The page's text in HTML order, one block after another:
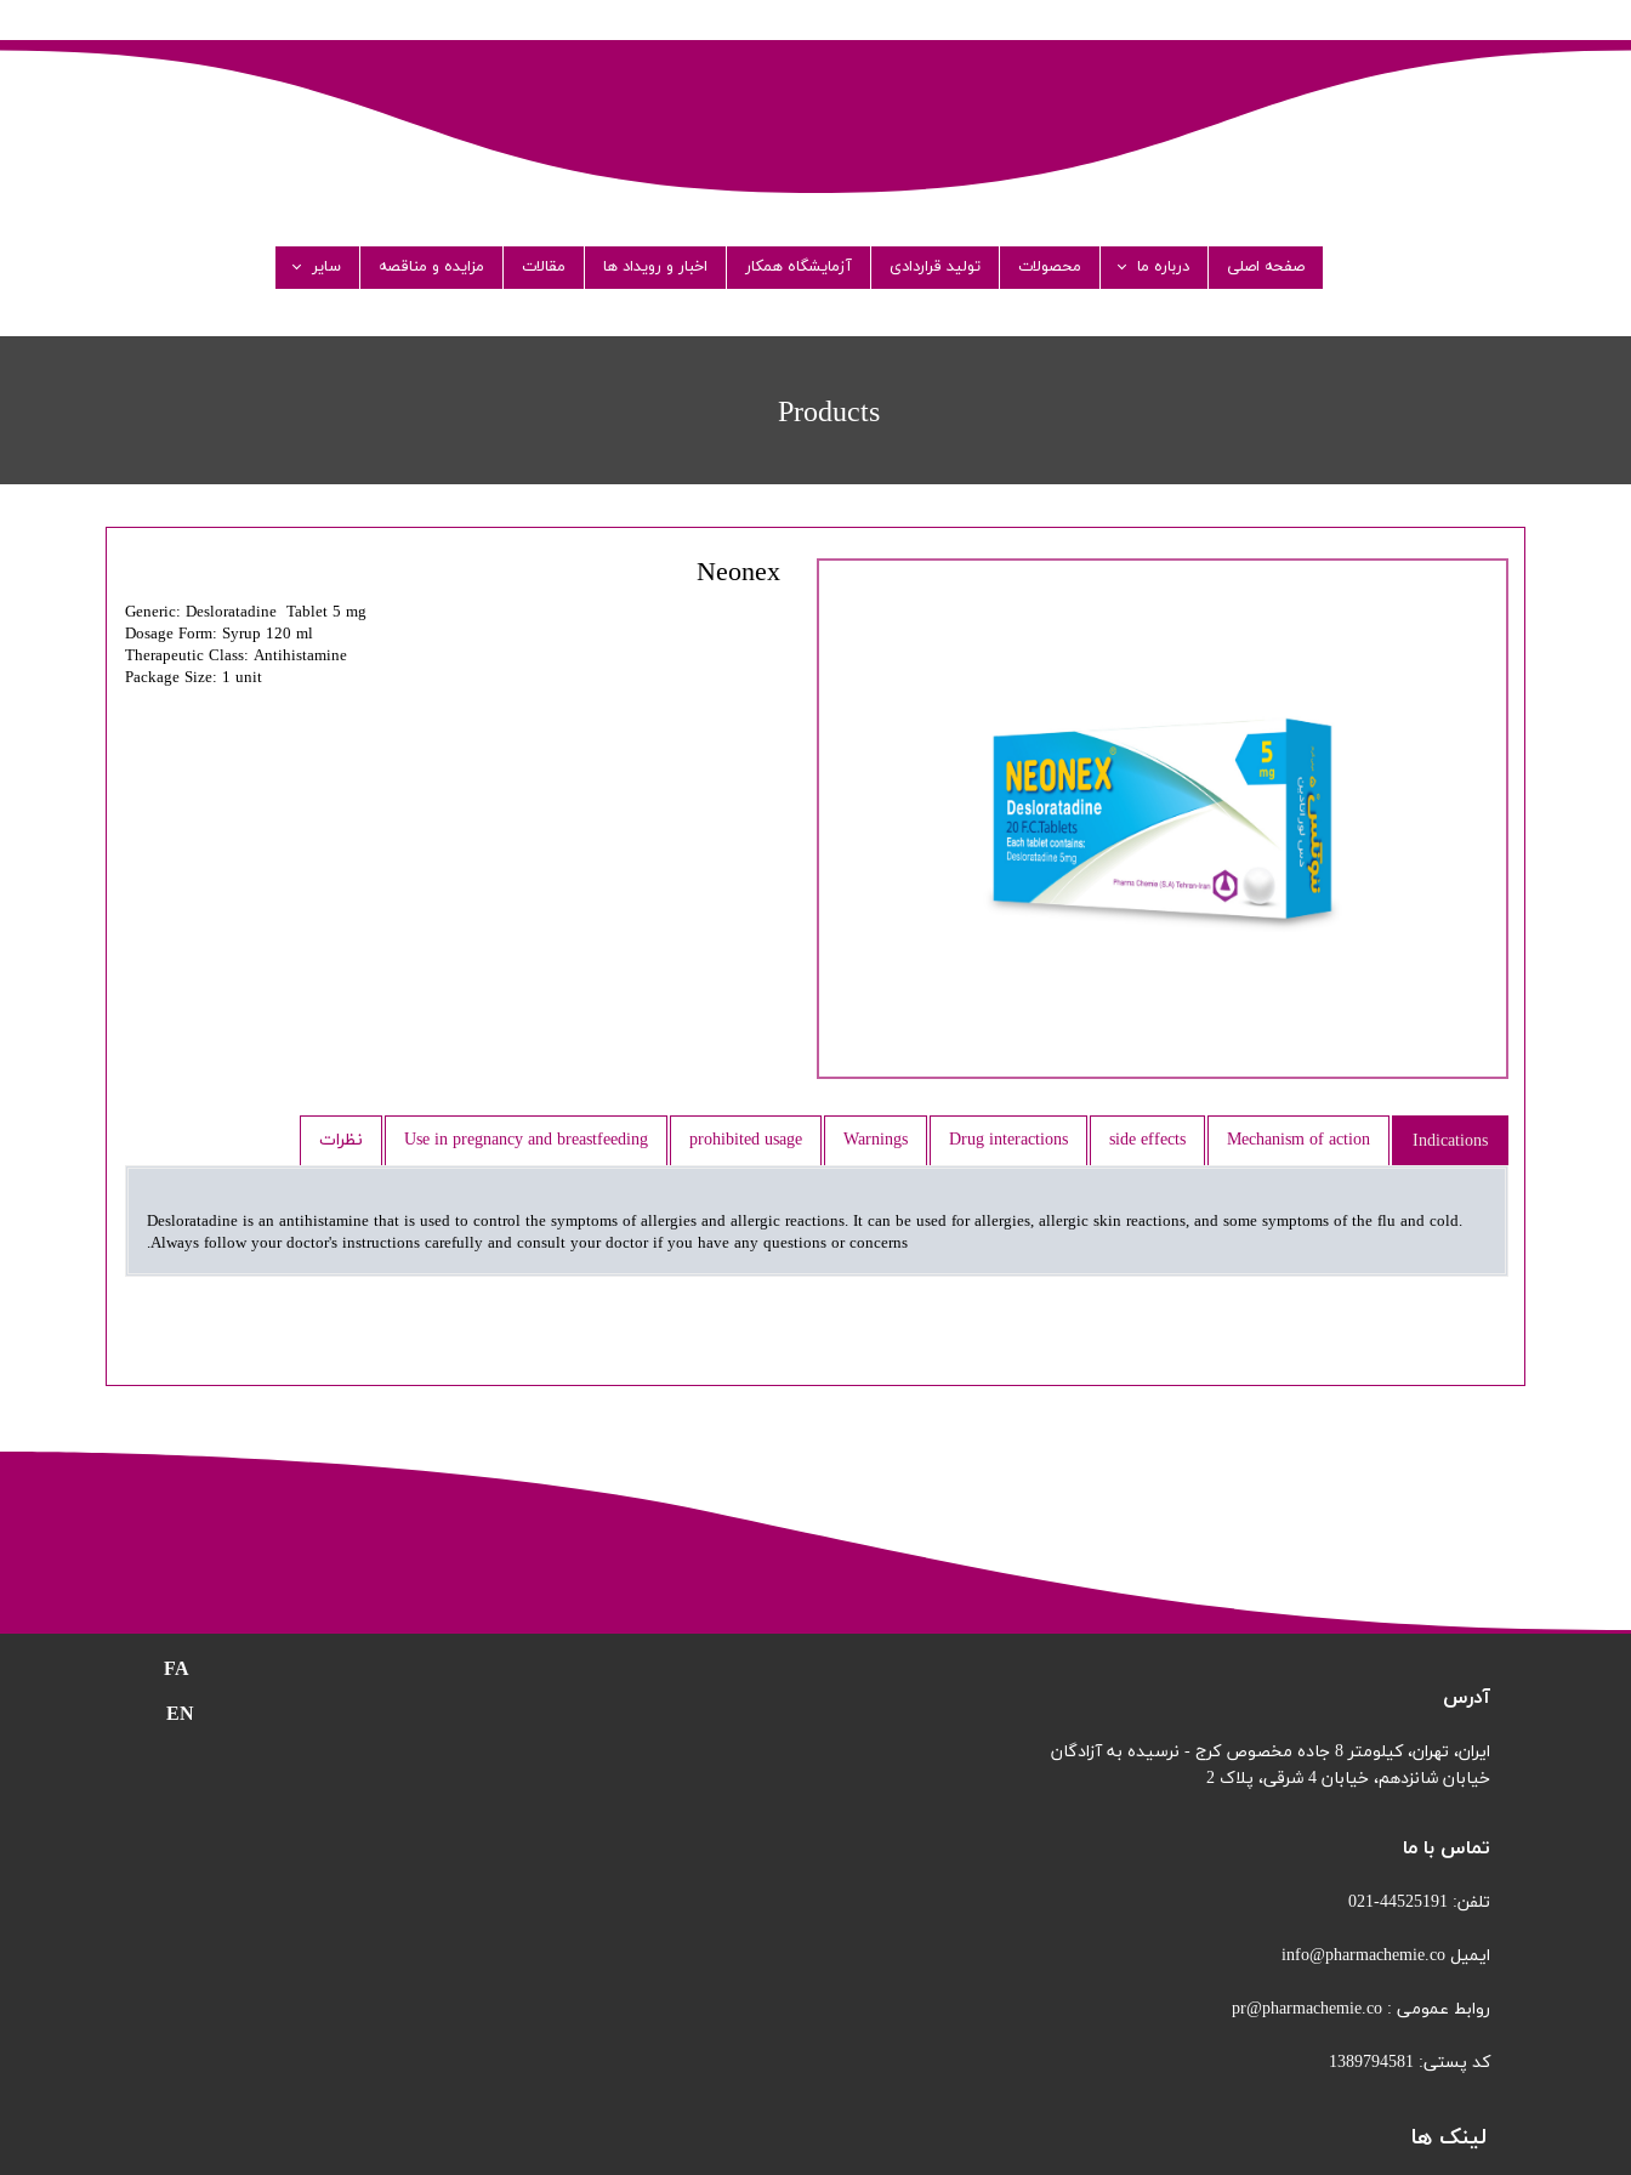
صفحه اصلی درباره ما محصولات تولید قراردادی آزمایشگاه همکار اخبار و رویداد ها مقالات مزایده و مناقصه سایر
Products
Neonex
Generic: Desloratadine Tablet 5 mg
Dosage Form: Syrup 120 ml
Therapeutic Class: Antihistamine
Package Size: 1 unit
Indications
Mechanism of action
side effects
Drug interactions
Warnings
prohibited usage
Use in pregnancy and breastfeeding نظرات
Desloratadine is an antihistamine that is used to control the symptoms of allergies and allergic reactions. It can be used for allergies, allergic skin reactions, and some symptoms of the flu and cold.
Always follow your doctor's instructions carefully and consult your doctor if you have any questions or concerns.
تماس با ما
تلفن: 44525191-021
ایمیل info@pharmachemie.co
روابط عمومی : pr@pharmachemie.co
کد پستی: 1389794581
آدرس
ایران، تهران، کیلومتر 8 جاده مخصوص کرج - نرسیده به آزادگان
خیابان شانزدهم، خیابان 4 شرقی، پلاک 2
لینک ها
FA